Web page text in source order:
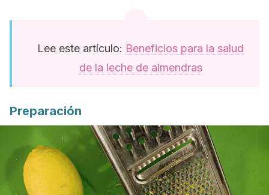
Lee este artículo: Beneficios para la salud
de la leche de almendras
Preparación